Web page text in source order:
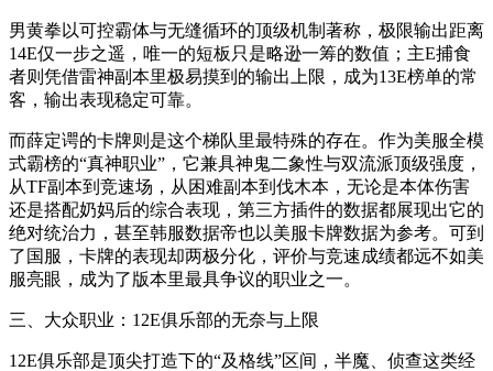
男黄拳以可控霸体与无缝循环的顶级机制著称，极限输出距离
14E仅一步之遥，唯一的短板只是略逊一筹的数值；主E捕食
者则凭借雷神副本里极易摸到的输出上限，成为13E榜单的常
客，输出表现稳定可靠。
而薛定谔的卡牌则是这个梯队里最特殊的存在。作为美服全模
式霸榜的“真神职业”，它兼具神鬼二象性与双流派顶级强度，
从TF副本到竞速场，从困难副本到伐木本，无论是本体伤害
还是搭配奶妈后的综合表现，第三方插件的数据都展现出它的
绝对统治力，甚至韩服数据帝也以美服卡牌数据为参考。可到
了国服，卡牌的表现却两极分化，评价与竞速成绩都远不如美
服亮眼，成为了版本里最具争议的职业之一。
三、大众职业：12E俱乐部的无奈与上限
12E俱乐部是顶尖打造下的“及格线”区间，半魔、侦查这类经